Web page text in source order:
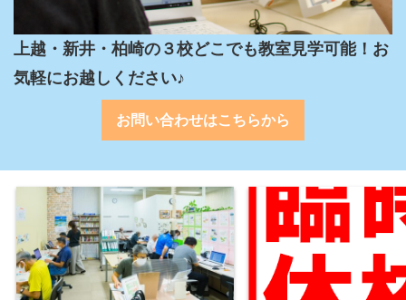
上越・新井・柏崎の３校どこでも教室見学可能！お
気軽にお越しください♪
お問い合わせはこちらから